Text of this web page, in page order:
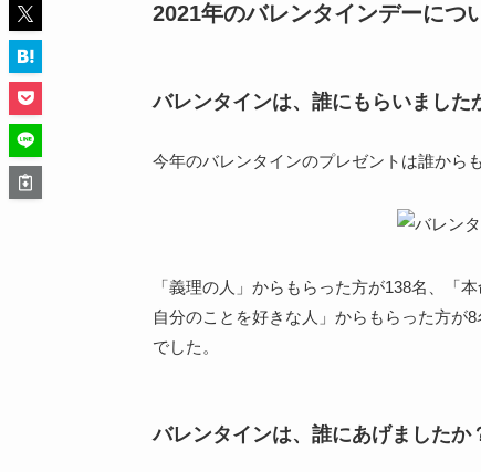
2021年のバレンタインデーにつ
バレンタインは、誰にもらいました
今年のバレンタインのプレゼントは誰から
「義理の人」からもらった方が138名、「
自分のことを好きな人」からもらった方が
でした。
バレンタインは、誰にあげましたか